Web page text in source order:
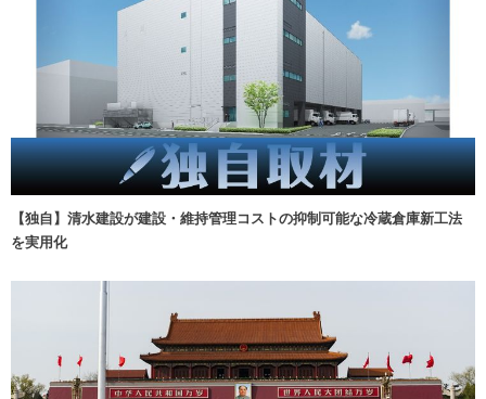
【独自】清水建設が建設・維持管理コストの抑制可能な冷蔵倉庫新工法
を実用化